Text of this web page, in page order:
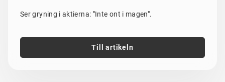
Ser gryning i aktierna: "Inte ont i magen".
Till artikeln